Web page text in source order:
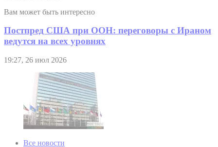
Вам может быть интересно
Постпред США при ООН: переговоры с Ираном
ведутся на всех уровнях
19:27, 26 июл 2026
Все новости